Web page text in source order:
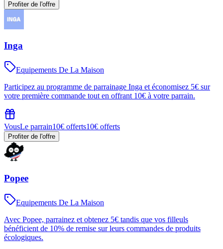
Profiter de l'offre
Inga
Equipements De La Maison
Participez au programme de parrainage Inga et économisez 5€ sur
votre première commande tout en offrant 10€ à votre parrain.
VousLe parrain10€ offerts10€ offerts
Profiter de l'offre
Popee
Equipements De La Maison
Avec Popee, parrainez et obtenez 5€ tandis que vos filleuls
bénéficient de 10% de remise sur leurs commandes de produits
écologiques.